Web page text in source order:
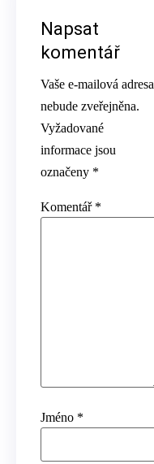
Napsat
komentář
Vaše e-mailová adresa
nebude zveřejněna.
Vyžadované
informace jsou
označeny *
Komentář *
Jméno *